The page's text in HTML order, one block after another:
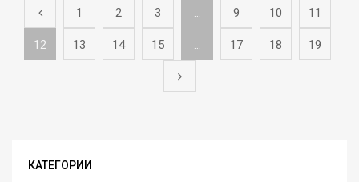
1 2 3 … 9 10 11
12 13 14 15 … 17 18 19
КАТЕГОРИИ